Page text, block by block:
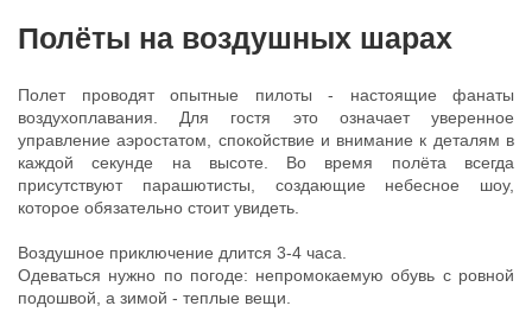
Полёты на воздушных шарах
Полет проводят опытные пилоты - настоящие фанаты
воздухоплавания. Для гостя это означает уверенное
управление аэростатом, спокойствие и внимание к деталям в
каждой секунде на высоте. Во время полёта всегда
присутствуют парашютисты, создающие небесное шоу,
которое обязательно стоит увидеть.
Воздушное приключение длится 3-4 часа.
Одеваться нужно по погоде: непромокаемую обувь с ровной
подошвой, а зимой - теплые вещи.